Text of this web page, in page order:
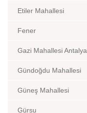
Etiler Mahallesi
Fener
Gazi Mahallesi Antalya
Gündoğdu Mahallesi
Güneş Mahallesi
Gürsu